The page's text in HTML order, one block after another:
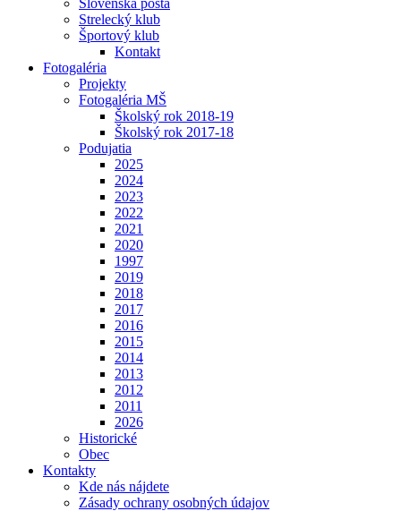
Slovenská pošta
Strelecký klub
Športový klub
Kontakt
Fotogaléria
Projekty
Fotogaléria MŠ
Školský rok 2018-19
Školský rok 2017-18
Podujatia
2025
2024
2023
2022
2021
2020
1997
2019
2018
2017
2016
2015
2014
2013
2012
2011
2026
Historické
Obec
Kontakty
Kde nás nájdete
Zásady ochrany osobných údajov